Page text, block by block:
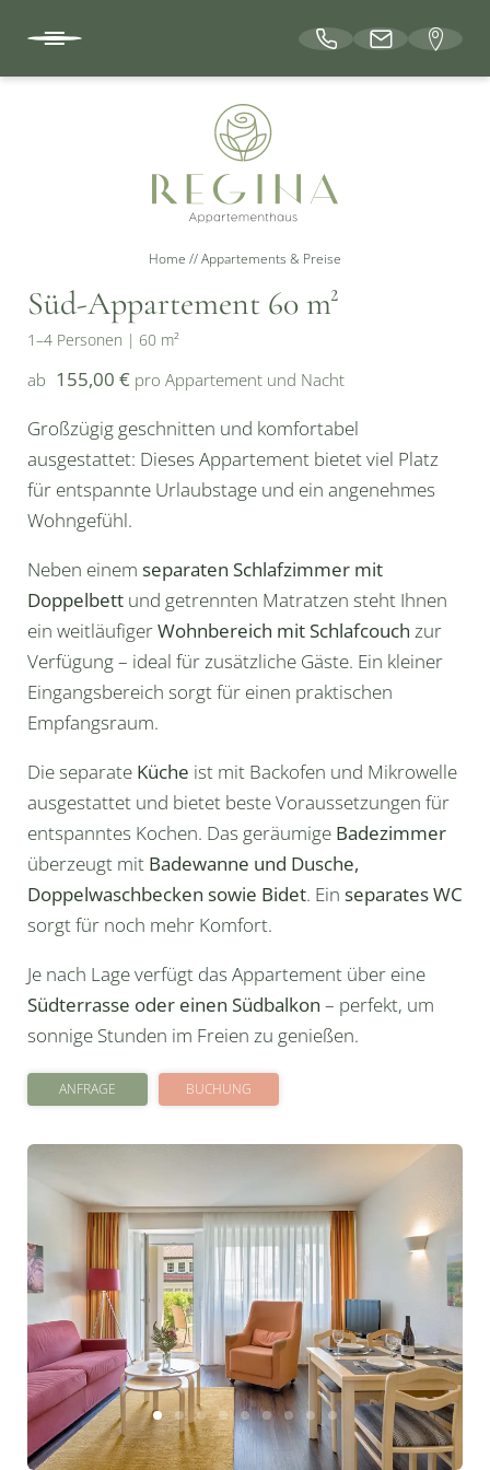
DAS APPARTEMENTHAUS
APPARTEMENTS & PREISE
Leistungen
Gutscheine
Direkt buchen
WELLNESS
FREIZEIT
PARKHOTEL FLORA
Home //Appartements & Preise
Süd-Appartement 60 m²
1–4 Personen | 60 m²
ab 155,00 € pro Appartement und Nacht
Großzügig geschnitten und komfortabel
ausgestattet: Dieses Appartement bietet viel Platz
für entspannte Urlaubstage und ein angenehmes
Wohngefühl.
Neben einem separaten Schlafzimmer mit
Doppelbett und getrennten Matratzen steht Ihnen
ein weitläufigerWohnbereich mit Schlafcouch zur
Verfügung – ideal für zusätzliche Gäste. Ein kleiner
Eingangsbereich sorgt für einen praktischen
Empfangsraum.
Die separate Küche ist mit Backofen und Mikrowelle
ausgestattet und bietet beste Voraussetzungen für
entspanntes Kochen. Das geräumige Badezimmer
überzeugt mit Badewanne und Dusche,
Doppelwaschbecken sowie Bidet. Ein separates WC
sorgt für noch mehr Komfort.
Je nach Lage verfügt das Appartement über eine
Südterrasse oder einen Südbalkon – perfekt, um
sonnige Stunden im Freien zu genießen.
ANFRAGE BUCHUNG
Newsletteranmeldung